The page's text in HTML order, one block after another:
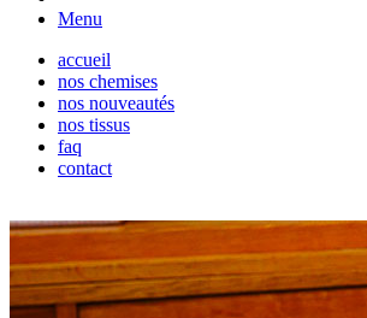
Menu
accueil
nos chemises
nos nouveautés
nos tissus
faq
contact